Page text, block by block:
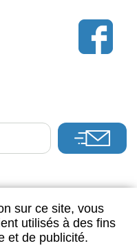
sur ce site, vous
utilisés à des fins
et de publicité.